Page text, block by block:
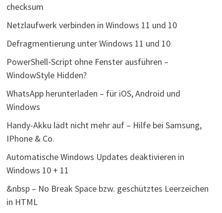
checksum
Netzlaufwerk verbinden in Windows 11 und 10
Defragmentierung unter Windows 11 und 10
PowerShell-Script ohne Fenster ausführen –
WindowStyle Hidden?
WhatsApp herunterladen – für iOS, Android und
Windows
Handy-Akku lädt nicht mehr auf – Hilfe bei Samsung,
IPhone & Co.
Automatische Windows Updates deaktivieren in
Windows 10 + 11
&nbsp – No Break Space bzw. geschütztes Leerzeichen
in HTML